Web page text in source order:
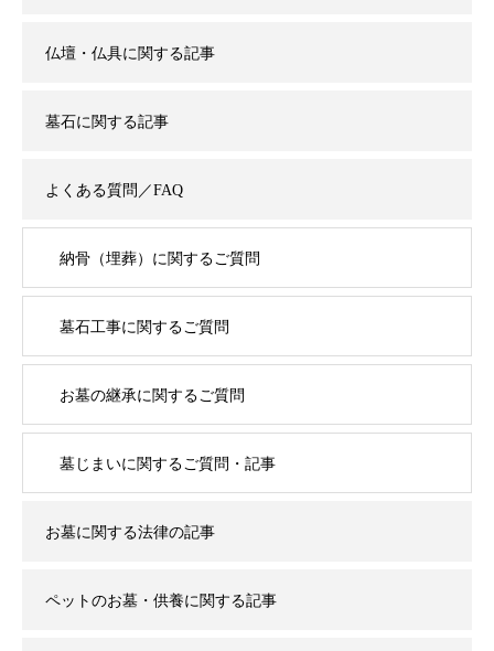
仏壇・仏具に関する記事
墓石に関する記事
よくある質問／FAQ
納骨（埋葬）に関するご質問
墓石工事に関するご質問
お墓の継承に関するご質問
墓じまいに関するご質問・記事
お墓に関する法律の記事
ペットのお墓・供養に関する記事